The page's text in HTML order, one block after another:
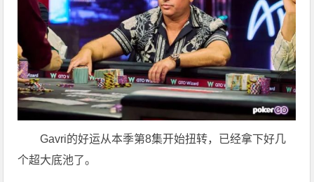
Gavri的好运从本季第8集开始扭转，已经拿下好几
个超大底池了。